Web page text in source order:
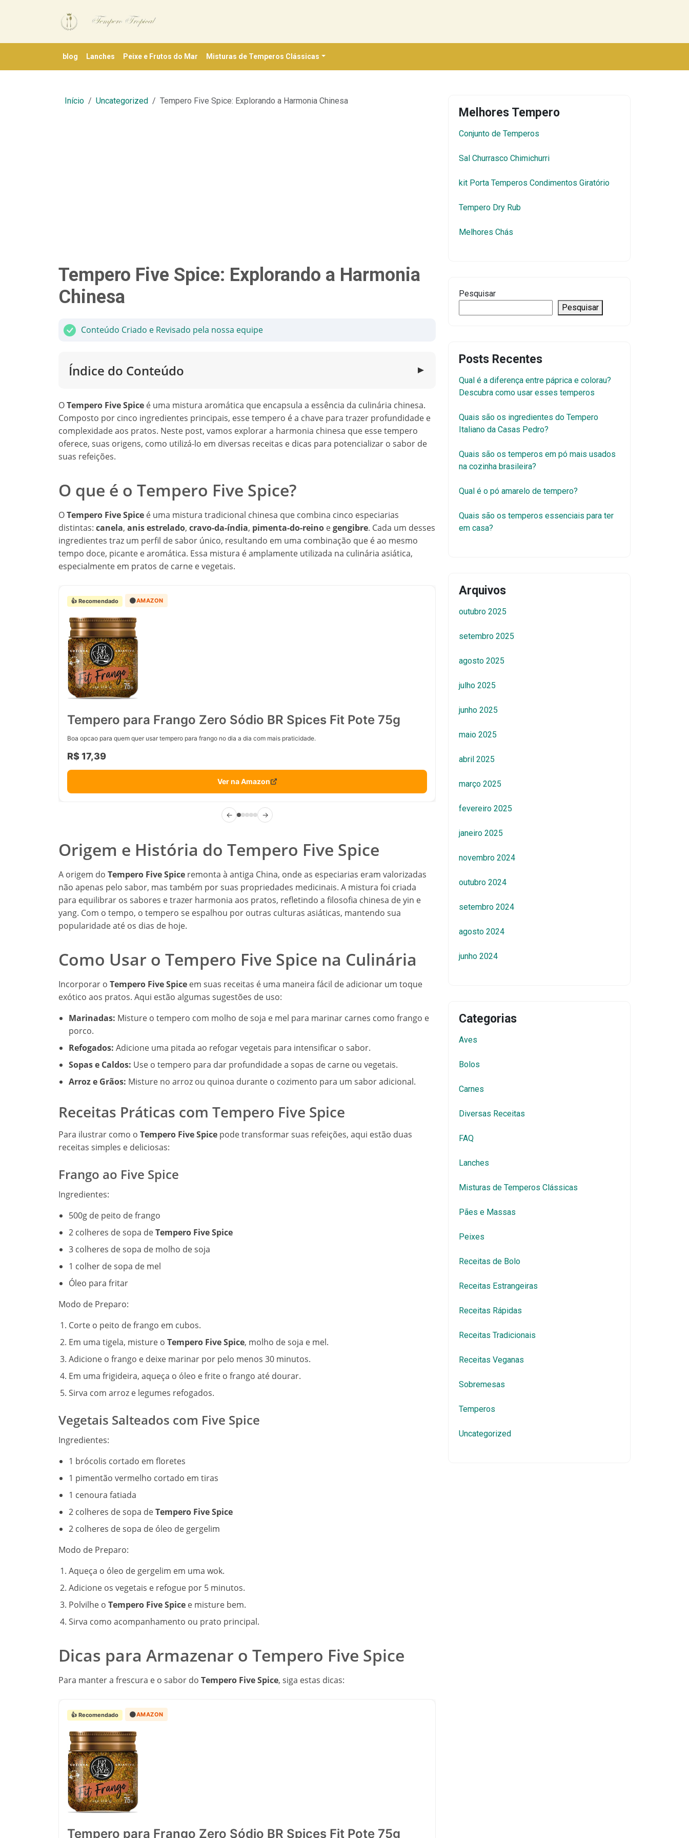
blog Lanches Peixe e Frutos do Mar Misturas de Temperos Clássicas
Início Uncategorized Tempero Five Spice: Explorando a Harmonia Chinesa
Tempero Five Spice: Explorando a Harmonia
Chinesa
Conteúdo Criado e Revisado pela nossa equipe
Índice do Conteúdo ▼
OTempero Five Spice é uma mistura aromática que encapsula a essência da culinária chinesa.
Composto por cinco ingredientes principais, esse tempero é a chave para trazer profundidade e
complexidade aos pratos. Neste post, vamos explorar a harmonia chinesa que esse tempero
oferece, suas origens, como utilizá-lo em diversas receitas e dicas para potencializar o sabor de
suas refeições.
O que é o Tempero Five Spice?
OTempero Five Spice é uma mistura tradicional chinesa que combina cinco especiarias
distintas: canela, anis estrelado, cravo-da-índia, pimenta-do-reino egengibre. Cada um desses
ingredientes traz um perfil de sabor único, resultando em uma combinação que é ao mesmo
tempo doce, picante e aromática. Essa mistura é amplamente utilizada na culinária asiática,
especialmente em pratos de carne e vegetais.
👍 Recomendado 🟠AMAZON
Tempero para Frango Zero Sódio BR Spices Fit Pote 75g
Boa opcao para quem quer usar tempero para frango no dia a dia com mais praticidade.
R$ 17,39
Ver na Amazon
← →
Origem e História do Tempero Five Spice
A origem do Tempero Five Spice remonta à antiga China, onde as especiarias eram valorizadas
não apenas pelo sabor, mas também por suas propriedades medicinais. A mistura foi criada
para equilibrar os sabores e trazer harmonia aos pratos, refletindo a filosofia chinesa de yin e
yang. Com o tempo, o tempero se espalhou por outras culturas asiáticas, mantendo sua
popularidade até os dias de hoje.
Como Usar o Tempero Five Spice na Culinária
Incorporar o Tempero Five Spice em suas receitas é uma maneira fácil de adicionar um toque
exótico aos pratos. Aqui estão algumas sugestões de uso:
Marinadas: Misture o tempero com molho de soja e mel para marinar carnes como frango e
porco.
Refogados: Adicione uma pitada ao refogar vegetais para intensificar o sabor.
Sopas e Caldos: Use o tempero para dar profundidade a sopas de carne ou vegetais.
Arroz e Grãos: Misture no arroz ou quinoa durante o cozimento para um sabor adicional.
Receitas Práticas com Tempero Five Spice
Para ilustrar como o Tempero Five Spice pode transformar suas refeições, aqui estão duas
receitas simples e deliciosas:
Frango ao Five Spice
Ingredientes:
500g de peito de frango
2 colheres de sopa deTempero Five Spice
3 colheres de sopa de molho de soja
1 colher de sopa de mel
Óleo para fritar
Modo de Preparo:
Corte o peito de frango em cubos.
Em uma tigela, misture o Tempero Five Spice, molho de soja e mel.
Adicione o frango e deixe marinar por pelo menos 30 minutos.
Em uma frigideira, aqueça o óleo e frite o frango até dourar.
Sirva com arroz e legumes refogados.
Vegetais Salteados com Five Spice
Ingredientes:
1 brócolis cortado em floretes
1 pimentão vermelho cortado em tiras
1 cenoura fatiada
2 colheres de sopa deTempero Five Spice
2 colheres de sopa de óleo de gergelim
Modo de Preparo:
Aqueça o óleo de gergelim em uma wok.
Adicione os vegetais e refogue por 5 minutos.
Polvilhe o Tempero Five Spice e misture bem.
Sirva como acompanhamento ou prato principal.
Dicas para Armazenar o Tempero Five Spice
Para manter a frescura e o sabor do Tempero Five Spice, siga estas dicas:
👍 Recomendado 🟠AMAZON
Tempero para Frango Zero Sódio BR Spices Fit Pote 75g
Melhores Tempero
Conjunto de Temperos
Sal Churrasco Chimichurri
kit Porta Temperos Condimentos Giratório
Tempero Dry Rub
Melhores Chás
Pesquisar
Pesquisar
Posts Recentes
Qual é a diferença entre páprica e colorau?
Descubra como usar esses temperos
Quais são os ingredientes do Tempero
Italiano da Casas Pedro?
Quais são os temperos em pó mais usados
na cozinha brasileira?
Qual é o pó amarelo de tempero?
Quais são os temperos essenciais para ter
em casa?
Arquivos
outubro 2025
setembro 2025
agosto 2025
julho 2025
junho 2025
maio 2025
abril 2025
março 2025
fevereiro 2025
janeiro 2025
novembro 2024
outubro 2024
setembro 2024
agosto 2024
junho 2024
Categorias
Aves
Bolos
Carnes
Diversas Receitas
FAQ
Lanches
Misturas de Temperos Clássicas
Pães e Massas
Peixes
Receitas de Bolo
Receitas Estrangeiras
Receitas Rápidas
Receitas Tradicionais
Receitas Veganas
Sobremesas
Temperos
Uncategorized